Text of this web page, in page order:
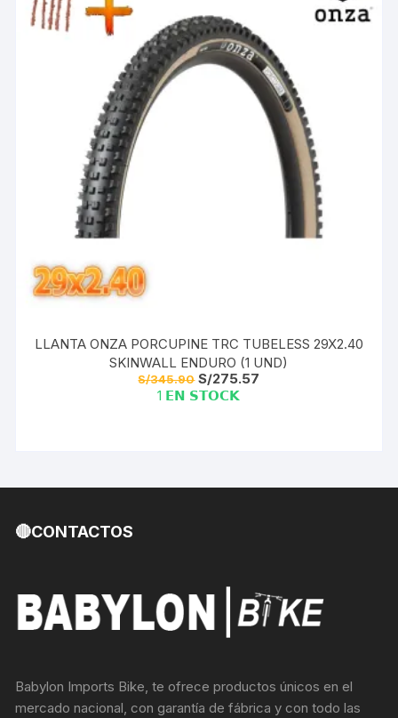
LLANTA ONZA PORCUPINE TRC TUBELESS 29X2.40
SKINWALL ENDURO (1 UND)
S/345.90 El
precio
original
S/275.57
1 𝗘𝗡 𝗦𝗧𝗢𝗖𝗞
🔴CONTACTOS
Babylon Imports Bike, te ofrece productos únicos en el
mercado nacional, con garantía de fábrica y con todo las